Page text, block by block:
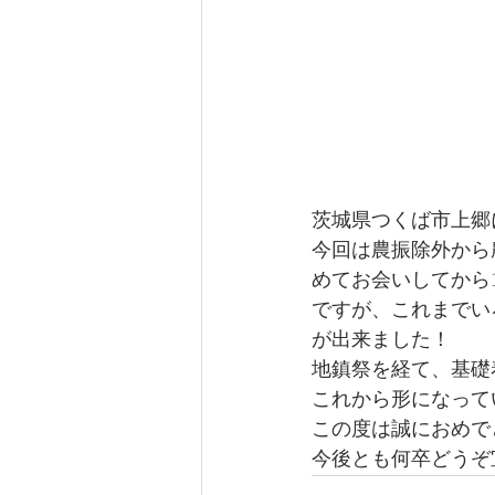
茨城県つくば市上
今回は農振除外か
めてお会いしてか
ですが、これまで
が出来ました！
地鎮祭を経て、基
これから形になっ
この度は誠におめ
今後とも何卒どう